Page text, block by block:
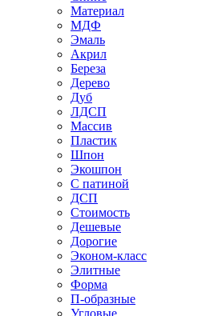
Материал
МДФ
Эмаль
Акрил
Береза
Дерево
Дуб
ЛДСП
Массив
Пластик
Шпон
Экошпон
С патиной
ДСП
Стоимость
Дешевые
Дорогие
Эконом-класс
Элитные
Форма
П-образные
Угловые